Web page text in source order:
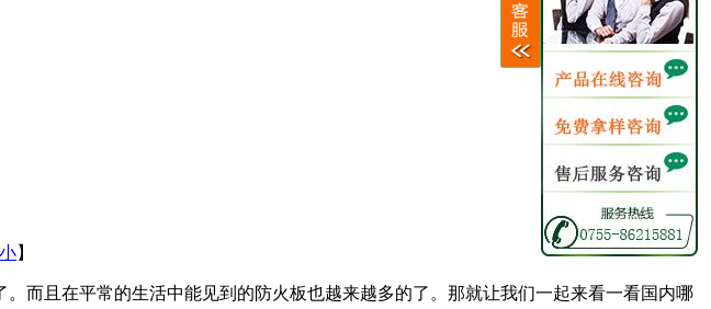
小】
而且在平常的生活中能见到的防火板也越来越多的了。那就让我们一起来看一看国内哪